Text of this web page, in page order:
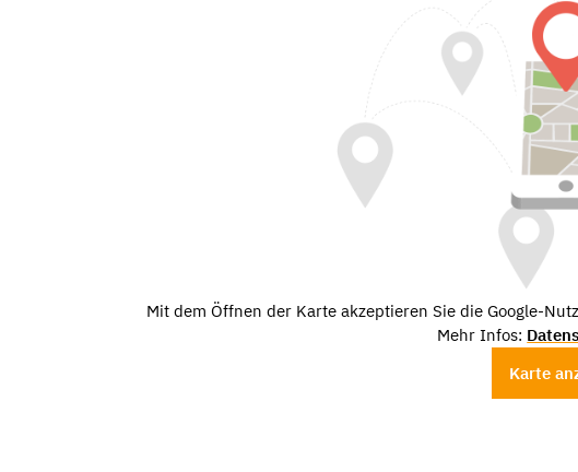
Mit dem Öffnen der Karte akzeptieren Sie die Google-
Mehr Infos:
Karte